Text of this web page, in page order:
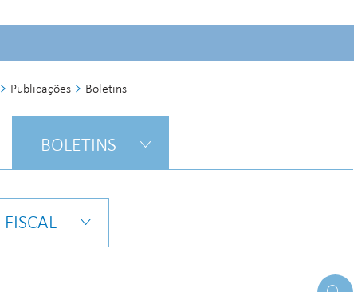
Publicações Boletins
BOLETINS
FISCAL